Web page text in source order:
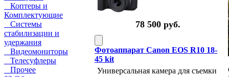
Коптеры и
Комплектующие
Системы
стабилизации и
удержания
Видеомониторы
Телесуфлеры
Прочее
78 500 руб.
Фотоаппарат Canon EOS R10 18-
45 kit
Универсальная камера для съемки